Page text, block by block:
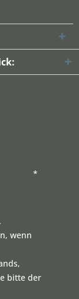
*
wenn
bitte der